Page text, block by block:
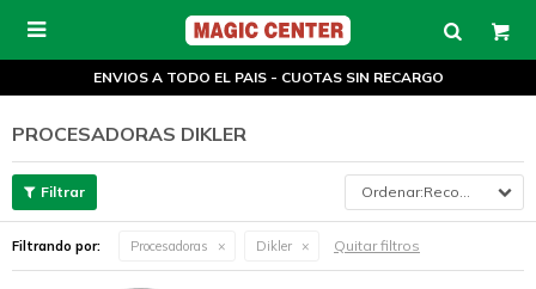

ENVIOS A TODO EL PAIS - CUOTAS SIN RECARGO
PROCESADORAS DIKLER
Recomendados
Filtrando por: Procesadoras Dikler Quitar filtros